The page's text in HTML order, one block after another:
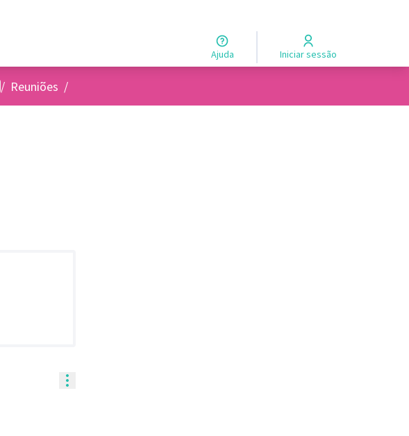
Ajuda Iniciar sessão
de usuários
/ Reuniões /
Controles de recursos